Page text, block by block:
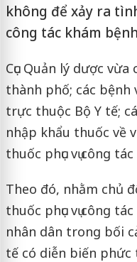
không để xảy ra
công tác khám
Cục Quản lý dược
thành phố; các bệnh
trực thuộc Bộ Y tế;
nhập khẩu thuốc về
thuốc phục vụ công
Theo đó, nhằm chủ
thuốc phục vụ công
nhân dân trong bối
tế có diễn biến